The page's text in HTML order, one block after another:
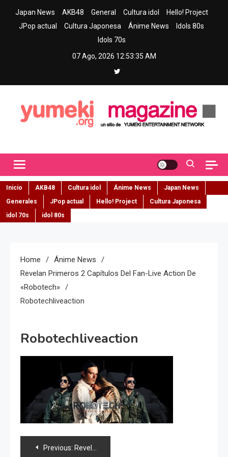
Japan News AKB48 General Cultura idol
Hello! Project
JPop actual
Cultura Japonesa Ánime News
Idols 80s
Idols 70s
07 Ago, 2026 12:53:36 AM
Inicio AKB48 Cultura idol Ánime News
Japan News
Generales
JPop actual Hello! Project
Cultura Japonesa
idol 70s
idol 80s
Home
Ánime News
Revelan Primeros 2 Capítulos Del Fan-Live Action De
«Robotech»
Robotechliveaction
Robotechliveaction
Navegación
Previous: Revelan primeros 2 capítulos del fan-live action de «Robotech»